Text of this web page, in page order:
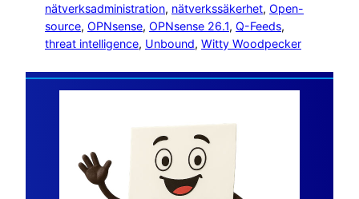
nätverksadministration, nätverkssäkerhet, Open-
source, OPNsense, OPNsense 26.1, Q-Feeds
threat intelligence, Unbound, Witty Woodpecker